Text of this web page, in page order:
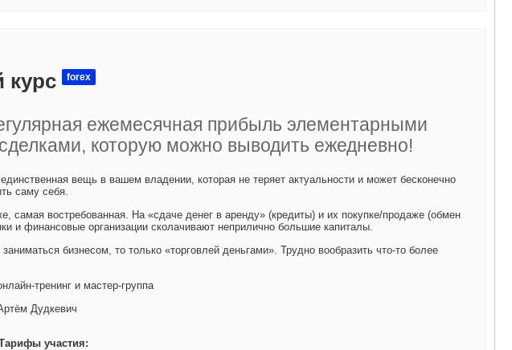
курс forex
ежемесячная прибыль элементарными
сделками, которую можно выводить ежедневно!
вещь в вашем владении, которая не теряет актуальности и может бесконечно
саму себя.
самая востребованная. На «сдаче денег в аренду» (кредиты) и их покупке/продаже (обмен
и финансовые организации сколачивают неприлично большие капиталы.
бизнесом, то только «торговлей деньгами». Трудно вообразить что-то более
тренинг и мастер-группа
Дудкевич
участия: